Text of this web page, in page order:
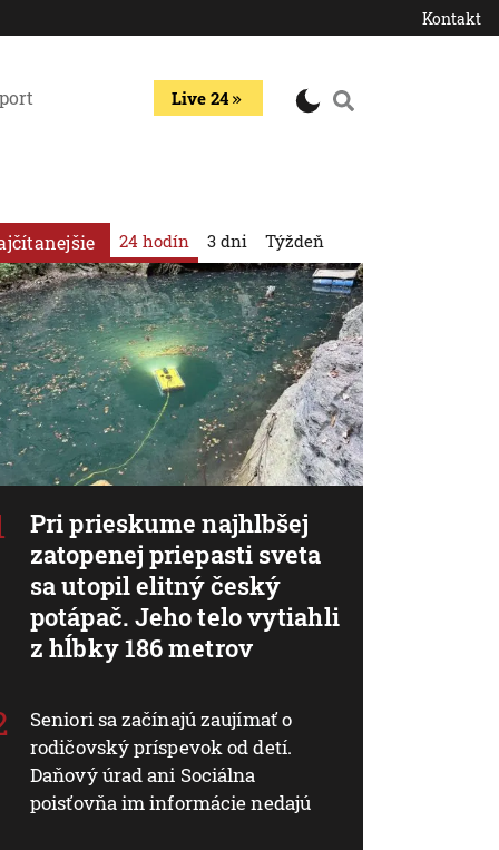
Kontakt
Live 24
24 hodín
Pri prieskume najhlbšej
zatopenej priepasti sveta
sa utopil elitný český
potápač. Jeho telo vytiahli
z hĺbky 186 metrov
Seniori sa začínajú zaujímať o
rodičovský príspevok od detí.
Daňový úrad ani Sociálna
poisťovňa im informácie nedajú
3 dni Týždeň